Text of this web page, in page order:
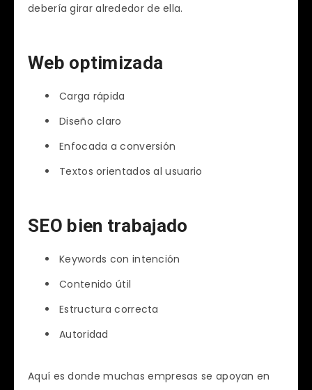
debería girar alrededor de ella.
Web optimizada
Carga rápida
Diseño claro
Enfocada a conversión
Textos orientados al usuario
SEO bien trabajado
Keywords con intención
Contenido útil
Estructura correcta
Autoridad
Aquí es donde muchas empresas se apoyan en